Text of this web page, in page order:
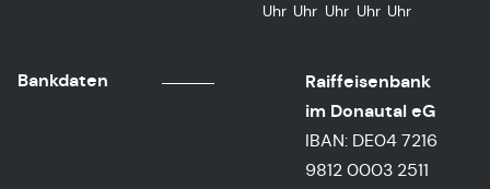
Uhr Uhr Uhr Uhr Uhr
Bankdaten
Raiffeisenbank
im Donautal eG
IBAN: DE04 7216
9812 0003 2511